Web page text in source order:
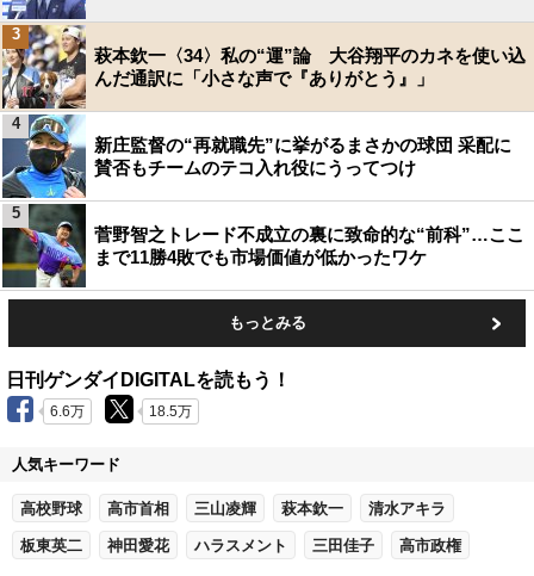
萩本欽一〈34〉私の“運”論 大谷翔平のカネを使い込
んだ通訳に「小さな声で『ありがとう』」
3
新庄監督の“再就職先”に挙がるまさかの球団 采配に
賛否もチームのテコ入れ役にうってつけ
4
菅野智之トレード不成立の裏に致命的な“前科”…ここ
まで11勝4敗でも市場価値が低かったワケ
5
もっとみる
日刊ゲンダイDIGITALを読もう！
6.6万 18.5万
人気キーワード
高校野球 高市首相 三山凌輝 萩本欽一 清水アキラ
板東英二 神田愛花 ハラスメント 三田佳子 高市政権